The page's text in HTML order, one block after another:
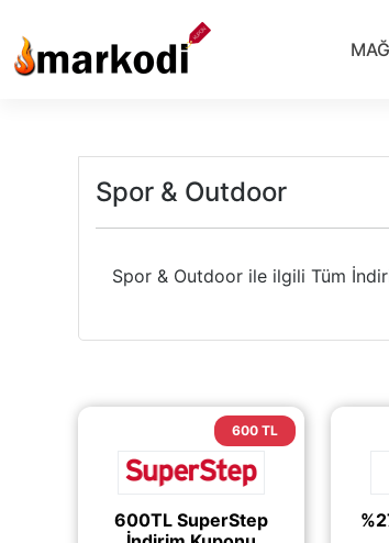
geç
Spor & Outdoor
Spor & Outdoor ile ilgili Tüm
600 TL
600TL SuperStep